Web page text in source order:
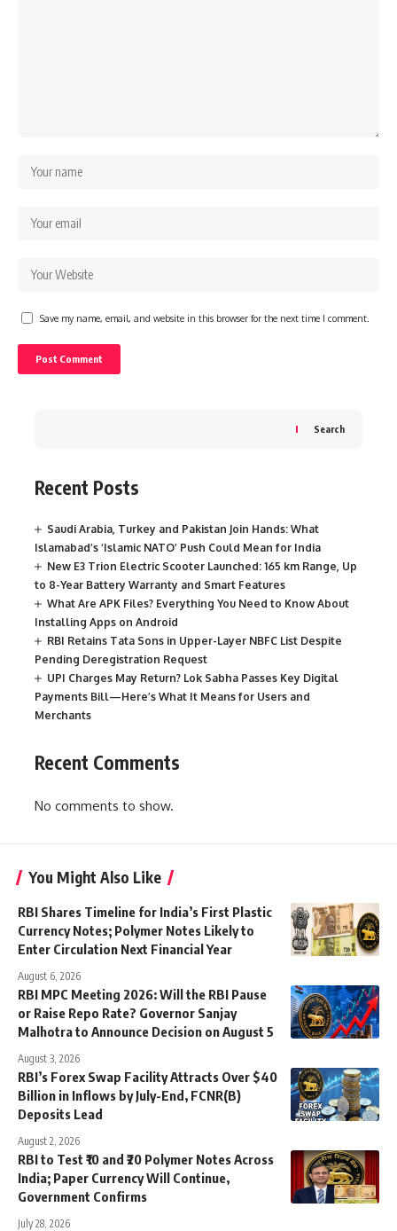
Save my name, email, and website in this browser for the next time I comment.
Search
Recent Posts
Saudi Arabia, Turkey and Pakistan Join Hands: What
Islamabad’s ‘Islamic NATO’ Push Could Mean for India
New E3 Trion Electric Scooter Launched: 165 km Range, Up
to 8-Year Battery Warranty and Smart Features
What Are APK Files? Everything You Need to Know About
Installing Apps on Android
RBI Retains Tata Sons in Upper-Layer NBFC List Despite
Pending Deregistration Request
UPI Charges May Return? Lok Sabha Passes Key Digital
Payments Bill—Here’s What It Means for Users and
Merchants
Recent Comments
No comments to show.
You Might Also Like
RBI Shares Timeline for India’s First Plastic
Currency Notes; Polymer Notes Likely to
Enter Circulation Next Financial Year
August 6, 2026
RBI MPC Meeting 2026: Will the RBI Pause
or Raise Repo Rate? Governor Sanjay
Malhotra to Announce Decision on August 5
August 3, 2026
RBI’s Forex Swap Facility Attracts Over $40
Billion in Inflows by July-End, FCNR(B)
Deposits Lead
August 2, 2026
RBI to Test ₹10 and ₹20 Polymer Notes Across
India; Paper Currency Will Continue,
Government Confirms
July 28, 2026